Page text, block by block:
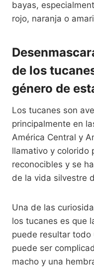
bayas,
rojo, naranja o
de los
género de
Los tucanes son
principalmente en
América Central y
llamativo y colorido
reconocibles y se
de la vida silvestre
Una de las
los tucanes es que
puede resultar
puede ser
macho y una